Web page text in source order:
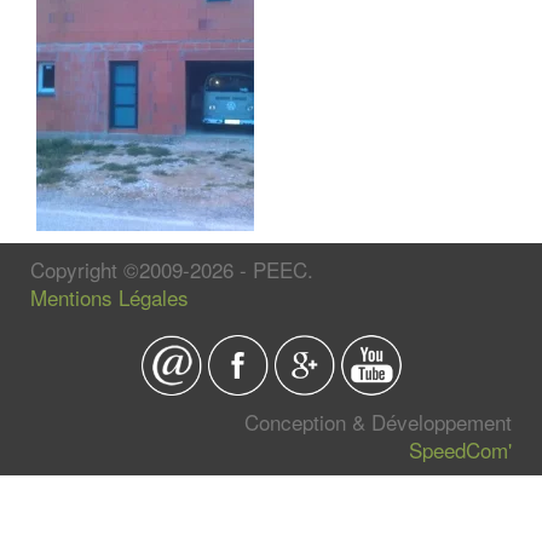
Copyright ©2009-2026 - PEEC.
Mentions Légales
Conception & Développement
SpeedCom'